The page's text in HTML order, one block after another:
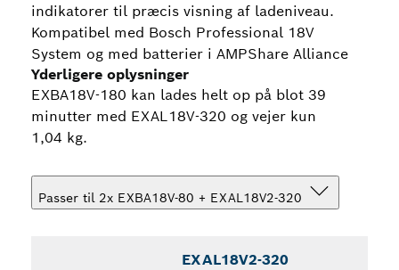
indikatorer til præcis visning af ladeniveau.
Kompatibel med Bosch Professional 18V
System og med batterier i AMPShare Alliance
Yderligere oplysninger
EXBA18V-180 kan lades helt op på blot 39
minutter med EXAL18V-320 og vejer kun
1,04 kg.
Passer til 2x EXBA18V-80 + EXAL18V2-320
EXAL18V2-320